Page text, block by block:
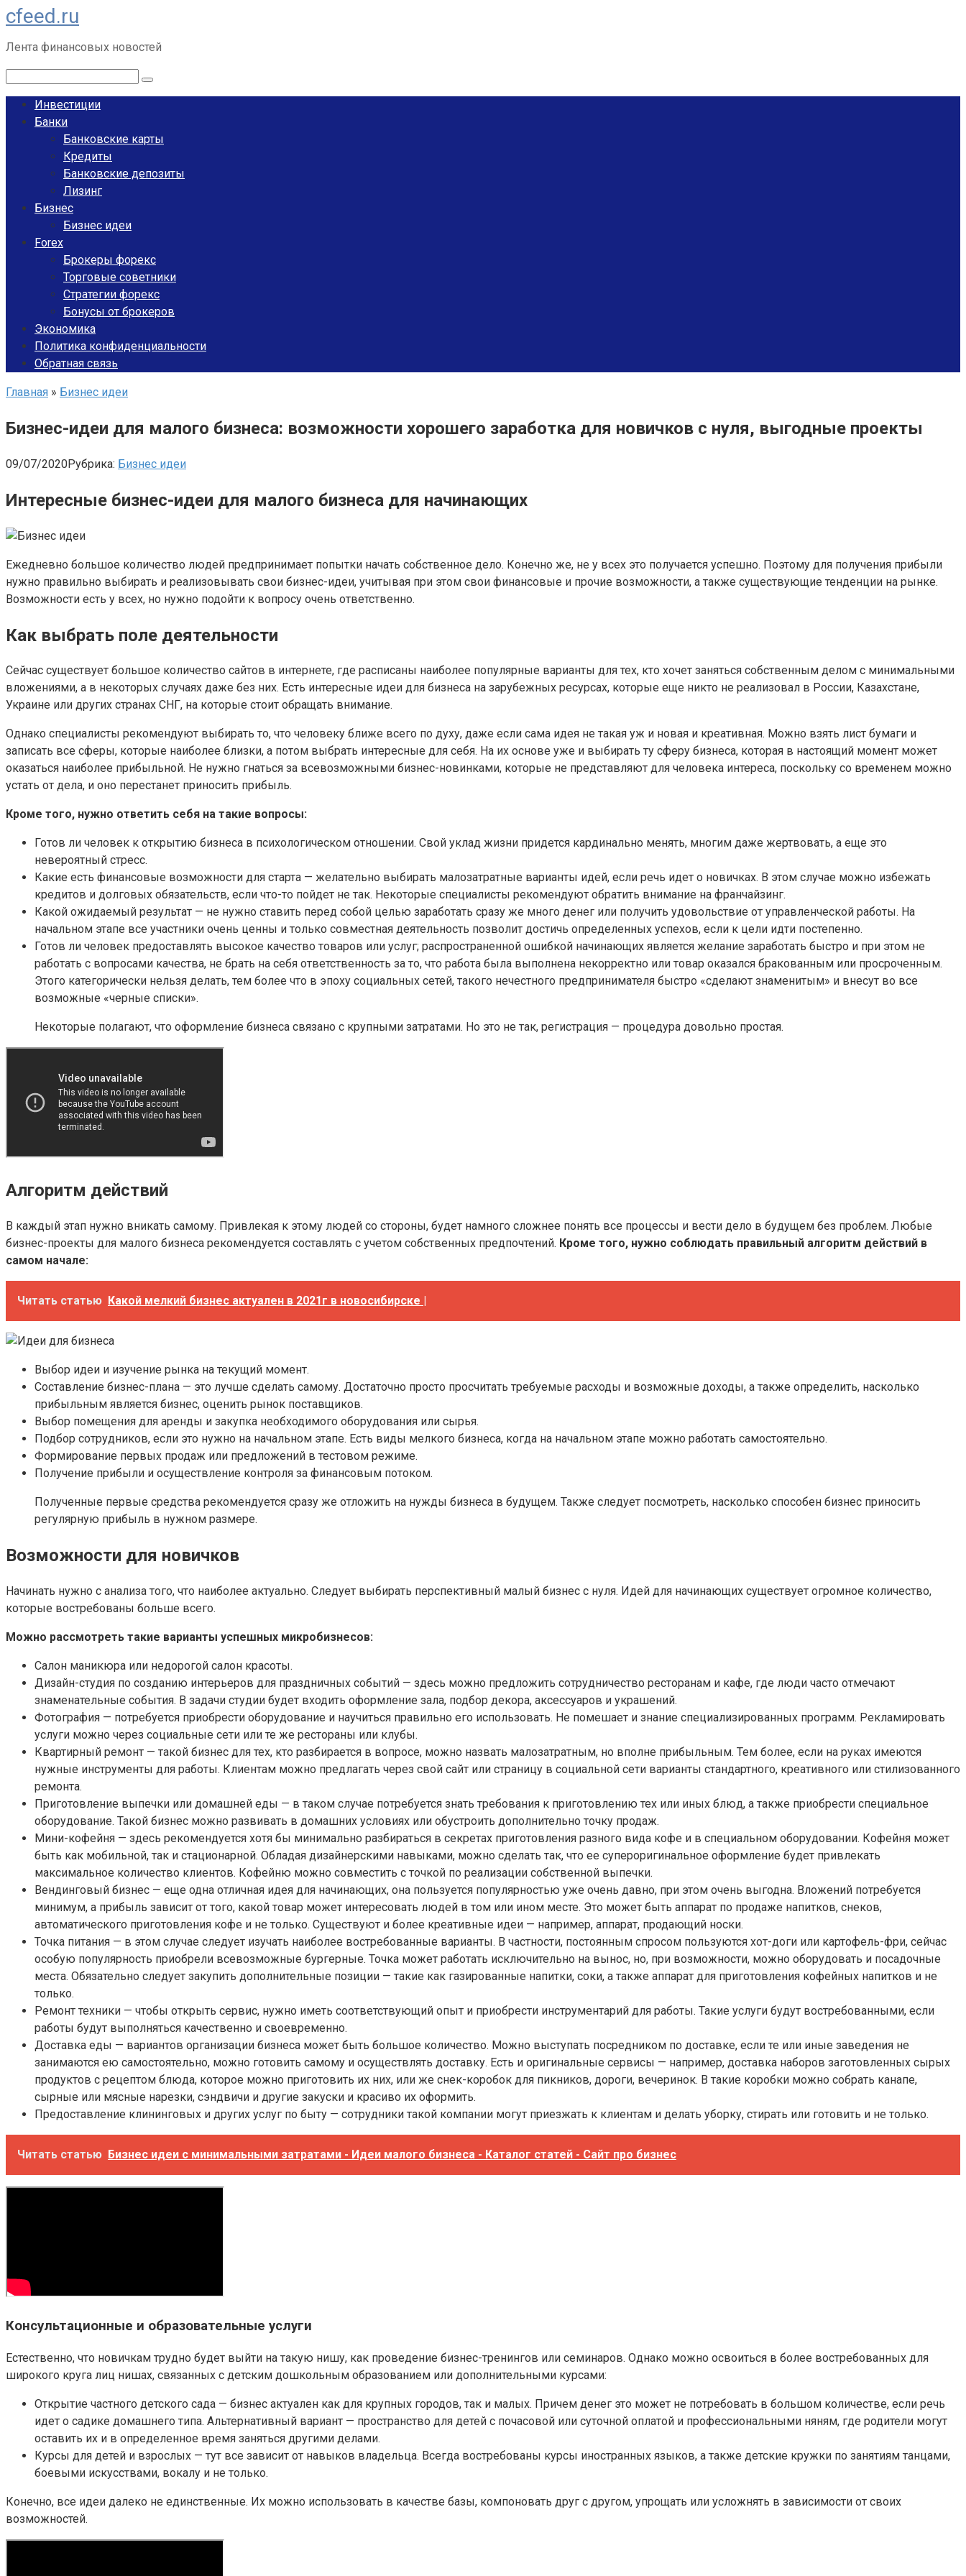
Перейти
к
контенту
cfeed.ru
Лента финансовых новостей
Инвестиции
Банки
Банковские карты
Кредиты
Банковские депозиты
Лизинг
Бизнес
Бизнес идеи
Forex
Брокеры форекс
Торговые советники
Стратегии форекс
Бонусы от брокеров
Экономика
Политика конфиденциальности
Обратная связь
Главная » Бизнес идеи
Бизнес-идеи для малого бизнеса: возможности хорошего заработка для новичков с нуля, выгодные проекты
09/07/2020Рубрика: Бизнес идеи
Интересные бизнес-идеи для малого бизнеса для начинающих
Ежедневно большое количество людей предпринимает попытки начать собственное дело. Конечно же, не у всех это получается успешно. Поэтому для получения прибыли
нужно правильно выбирать и реализовывать свои бизнес-идеи, учитывая при этом свои финансовые и прочие возможности, а также существующие тенденции на рынке.
Возможности есть у всех, но нужно подойти к вопросу очень ответственно.
Как выбрать поле деятельности
Сейчас существует большое количество сайтов в интернете, где расписаны наиболее популярные варианты для тех, кто хочет заняться собственным делом с минимальными
вложениями, а в некоторых случаях даже без них. Есть интересные идеи для бизнеса на зарубежных ресурсах, которые еще никто не реализовал в России, Казахстане,
Украине или других странах СНГ, на которые стоит обращать внимание.
Однако специалисты рекомендуют выбирать то, что человеку ближе всего по духу, даже если сама идея не такая уж и новая и креативная. Можно взять лист бумаги и
записать все сферы, которые наиболее близки, а потом выбрать интересные для себя. На их основе уже и выбирать ту сферу бизнеса, которая в настоящий момент может
оказаться наиболее прибыльной. Не нужно гнаться за всевозможными бизнес-новинками, которые не представляют для человека интереса, поскольку со временем можно
устать от дела, и оно перестанет приносить прибыль.
Кроме того, нужно ответить себя на такие вопросы:
Готов ли человек к открытию бизнеса в психологическом отношении. Свой уклад жизни придется кардинально менять, многим даже жертвовать, а еще это
невероятный стресс.
Какие есть финансовые возможности для старта — желательно выбирать малозатратные варианты идей, если речь идет о новичках. В этом случае можно избежать
кредитов и долговых обязательств, если что-то пойдет не так. Некоторые специалисты рекомендуют обратить внимание на франчайзинг.
Какой ожидаемый результат — не нужно ставить перед собой целью заработать сразу же много денег или получить удовольствие от управленческой работы. На
начальном этапе все участники очень ценны и только совместная деятельность позволит достичь определенных успехов, если к цели идти постепенно.
Готов ли человек предоставлять высокое качество товаров или услуг; распространенной ошибкой начинающих является желание заработать быстро и при этом не
работать с вопросами качества, не брать на себя ответственность за то, что работа была выполнена некорректно или товар оказался бракованным или просроченным.
Этого категорически нельзя делать, тем более что в эпоху социальных сетей, такого нечестного предпринимателя быстро «сделают знаменитым» и внесут во все
возможные «черные списки».
Некоторые полагают, что оформление бизнеса связано с крупными затратами. Но это не так, регистрация — процедура довольно простая.
Алгоритм действий
В каждый этап нужно вникать самому. Привлекая к этому людей со стороны, будет намного сложнее понять все процессы и вести дело в будущем без проблем. Любые
бизнес-проекты для малого бизнеса рекомендуется составлять с учетом собственных предпочтений. Кроме того, нужно соблюдать правильный алгоритм действий в
самом начале:
Читать статью Какой мелкий бизнес актуален в 2021г в новосибирске |
Выбор идеи и изучение рынка на текущий момент.
Составление бизнес-плана — это лучше сделать самому. Достаточно просто просчитать требуемые расходы и возможные доходы, а также определить, насколько
прибыльным является бизнес, оценить рынок поставщиков.
Выбор помещения для аренды и закупка необходимого оборудования или сырья.
Подбор сотрудников, если это нужно на начальном этапе. Есть виды мелкого бизнеса, когда на начальном этапе можно работать самостоятельно.
Формирование первых продаж или предложений в тестовом режиме.
Получение прибыли и осуществление контроля за финансовым потоком.
Полученные первые средства рекомендуется сразу же отложить на нужды бизнеса в будущем. Также следует посмотреть, насколько способен бизнес приносить
регулярную прибыль в нужном размере.
Возможности для новичков
Начинать нужно с анализа того, что наиболее актуально. Следует выбирать перспективный малый бизнес с нуля. Идей для начинающих существует огромное количество,
которые востребованы больше всего.
Можно рассмотреть такие варианты успешных микробизнесов:
Салон маникюра или недорогой салон красоты.
Дизайн-студия по созданию интерьеров для праздничных событий — здесь можно предложить сотрудничество ресторанам и кафе, где люди часто отмечают
знаменательные события. В задачи студии будет входить оформление зала, подбор декора, аксессуаров и украшений.
Фотография — потребуется приобрести оборудование и научиться правильно его использовать. Не помешает и знание специализированных программ. Рекламировать
услуги можно через социальные сети или те же рестораны или клубы.
Квартирный ремонт — такой бизнес для тех, кто разбирается в вопросе, можно назвать малозатратным, но вполне прибыльным. Тем более, если на руках имеются
нужные инструменты для работы. Клиентам можно предлагать через свой сайт или страницу в социальной сети варианты стандартного, креативного или стилизованного
ремонта.
Приготовление выпечки или домашней еды — в таком случае потребуется знать требования к приготовлению тех или иных блюд, а также приобрести специальное
оборудование. Такой бизнес можно развивать в домашних условиях или обустроить дополнительно точку продаж.
Мини-кофейня — здесь рекомендуется хотя бы минимально разбираться в секретах приготовления разного вида кофе и в специальном оборудовании. Кофейня может
быть как мобильной, так и стационарной. Обладая дизайнерскими навыками, можно сделать так, что ее супероригинальное оформление будет привлекать
максимальное количество клиентов. Кофейню можно совместить с точкой по реализации собственной выпечки.
Вендинговый бизнес — еще одна отличная идея для начинающих, она пользуется популярностью уже очень давно, при этом очень выгодна. Вложений потребуется
минимум, а прибыль зависит от того, какой товар может интересовать людей в том или ином месте. Это может быть аппарат по продаже напитков, снеков,
автоматического приготовления кофе и не только. Существуют и более креативные идеи — например, аппарат, продающий носки.
Точка питания — в этом случае следует изучать наиболее востребованные варианты. В частности, постоянным спросом пользуются хот-доги или картофель-фри, сейчас
особую популярность приобрели всевозможные бургерные. Точка может работать исключительно на вынос, но, при возможности, можно оборудовать и посадочные
места. Обязательно следует закупить дополнительные позиции — такие как газированные напитки, соки, а также аппарат для приготовления кофейных напитков и не
только.
Ремонт техники — чтобы открыть сервис, нужно иметь соответствующий опыт и приобрести инструментарий для работы. Такие услуги будут востребованными, если
работы будут выполняться качественно и своевременно.
Доставка еды — вариантов организации бизнеса может быть большое количество. Можно выступать посредником по доставке, если те или иные заведения не
занимаются ею самостоятельно, можно готовить самому и осуществлять доставку. Есть и оригинальные сервисы — например, доставка наборов заготовленных сырых
продуктов с рецептом блюда, которое можно приготовить их них, или же снек-коробок для пикников, дороги, вечеринок. В такие коробки можно собрать канапе,
сырные или мясные нарезки, сэндвичи и другие закуски и красиво их оформить.
Предоставление клининговых и других услуг по быту — сотрудники такой компании могут приезжать к клиентам и делать уборку, стирать или готовить и не только.
Читать статью Бизнес идеи с минимальными затратами - Идеи малого бизнеса - Каталог статей - Сайт про бизнес
Консультационные и образовательные услуги
Естественно, что новичкам трудно будет выйти на такую нишу, как проведение бизнес-тренингов или семинаров. Однако можно освоиться в более востребованных для
широкого круга лиц нишах, связанных с детским дошкольным образованием или дополнительными курсами:
Открытие частного детского сада — бизнес актуален как для крупных городов, так и малых. Причем денег это может не потребовать в большом количестве, если речь
идет о садике домашнего типа. Альтернативный вариант — пространство для детей с почасовой или суточной оплатой и профессиональными няням, где родители могут
оставить их и в определенное время заняться другими делами.
Курсы для детей и взрослых — тут все зависит от навыков владельца. Всегда востребованы курсы иностранных языков, а также детские кружки по занятиям танцами,
боевыми искусствами, вокалу и не только.
Конечно, все идеи далеко не единственные. Их можно использовать в качестве базы, компоновать друг с другом, упрощать или усложнять в зависимости от своих
возможностей.